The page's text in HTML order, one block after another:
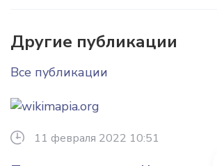
Другие публикации
Все публикации
11 февраля 2022 10:51